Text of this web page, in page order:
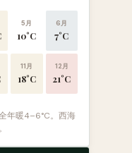
5月
10°C
6月
7°C
11月
18°C
12月
21°C
年暖4–6°C。西海